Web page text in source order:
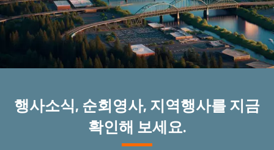
행사소식, 순회영사, 지역행사를 지금
확인해 보세요.